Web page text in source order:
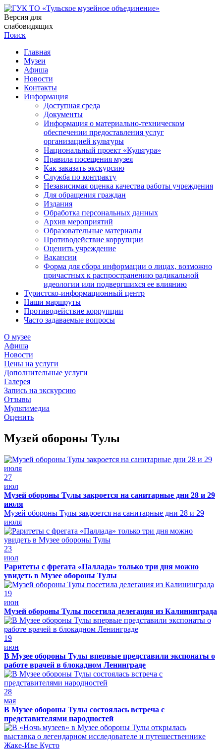
Версия для
слабовидящих
Поиск
Главная
Музеи
Афиша
Новости
Контакты
Информация
Доступная среда
Документы
Информация о материально-техническом
обеспечении предоставления услуг
организацией культуры
Национальный проект «Культура»
Правила посещения музея
Как заказать экскурсию
Служба по контракту
Независимая оценка качества работы учреждения
Для обращения граждан
Издания
Обработка персональных данных
Архив мероприятий
Образовательные материалы
Противодействие коррупции
Оценить учреждение
Вакансии
Форма для сбора информации о лицах, возможно
причастных к распространению радикальной
идеологии или подвергшихся ее влиянию
Туристско-информационный центр
Наши маршруты
Противодействие коррупции
Часто задаваемые вопросы
О музее
Афиша
Новости
Цены на услуги
Дополнительные услуги
Галерея
Запись на экскурсию
Отзывы
Мультимедиа
Оценить
Музей обороны Тулы
27
июл
Музей обороны Тулы закроется на санитарные дни 28 и 29
июля
Музей обороны Тулы закроется на санитарные дни 28 и 29
июля
23
июл
Раритеты с фрегата «Паллада» только три дня можно
увидеть в Музее обороны Тулы
19
июн
Музей обороны Тулы посетила делегация из Калининграда
19
июн
В Музее обороны Тулы впервые представили экспонаты о
работе врачей в блокадном Ленинграде
28
мая
В Музее обороны Тулы состоялась встреча с
представителями народностей